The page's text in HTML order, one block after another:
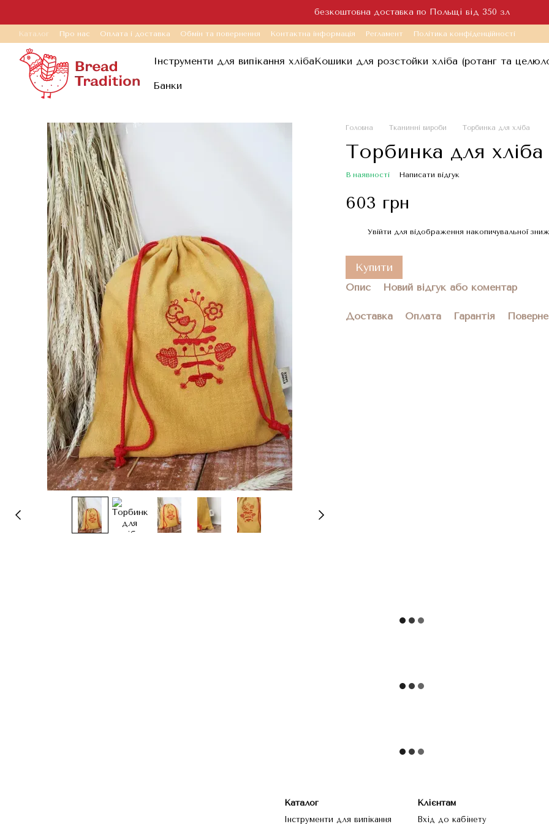
безкоштовна доставка по Польщі від 350 зл
Каталог Про нас Оплата і доставка Обмін та повернення Контактна інформація Регламент Політика конфіденційності
Інструменти для випікання хлібаКошики для розстойки хліба (ротанг та
Банки
Головна Тканинні вироби Торбинка для хліба
Торбинка для хліба
В наявності Написати відгук
603 грн
Увійти для відображення накопичувальної
Купити
Опис Новий відгук або коментар
Доставка Оплата Гарантія
Каталог
Інструменти для випікання
Клієнтам
Вхід до кабінету